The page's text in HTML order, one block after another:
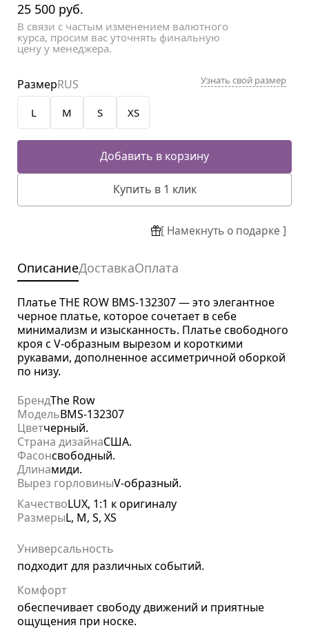
25 500 руб.
В связи с частым изменением валютного
курса, просим вас уточнять финальную
цену у менеджера.
L M S XS
РазмерRUS Узнать свой размер
Добавить в корзину
Купить в 1 клик
[ Намекнуть о подарке ]
ОписаниеДоставкаОплата
Платье THE ROW BMS-132307 — это элегантное
черное платье, которое сочетает в себе
минимализм и изысканность. Платье свободного
кроя с V-образным вырезом и короткими
рукавами, дополненное ассиметричной оборкой
по низу.
БрендThe Row
МодельBMS-132307
Цветчерный.
Страна дизайнаСША.
Фасонсвободный.
Длинамиди.
Вырез горловиныV-образный.
КачествоLUX, 1:1 к оригиналу
РазмерыL, M, S, XS
Универсальность
подходит для различных событий.
Комфорт
обеспечивает свободу движений и приятные
ощущения при носке.